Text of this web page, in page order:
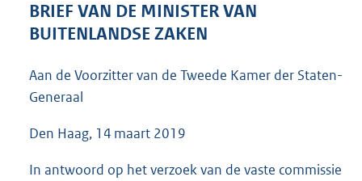
K
BRIEF VAN DE MINISTER VAN
BUITENLANDSE ZAKEN
Aan de Voorzitter van de Tweede Kamer der Staten-
Generaal
Den Haag, 14 maart 2019
In antwoord op het verzoek van de vaste commissie